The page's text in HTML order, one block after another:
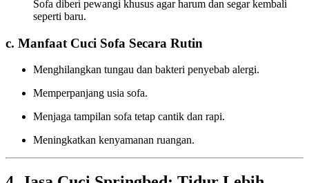
Sofa diberi pewangi khusus agar harum dan segar kembali
seperti baru.
c. Manfaat Cuci Sofa Secara Rutin
Menghilangkan tungau dan bakteri penyebab alergi.
Memperpanjang usia sofa.
Menjaga tampilan sofa tetap cantik dan rapi.
Meningkatkan kenyamanan ruangan.